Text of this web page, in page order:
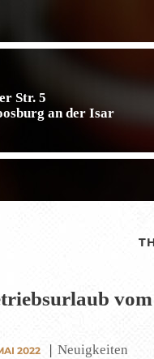
Str. 5
an der Isar
vom
2022 Neuigkeiten